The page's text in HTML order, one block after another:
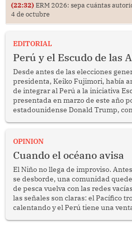
(22:32) ERM 2026: sepa cuántas
4 de octubre
EDITORIAL
Perú y el Escudo de las
Desde antes de las elecciones
presidenta, Keiko Fujimori, había
de integrar al Perú a la iniciativa
presentada en marzo de este año
estadounidense Donald Trump,
OPINION
Cuando el océano avisa
El Niño no llega de improviso.
se desborde, una comunidad
de pesca vuelva con las redes
las señales son claras: el Pacífico
calentando y el Perú tiene una